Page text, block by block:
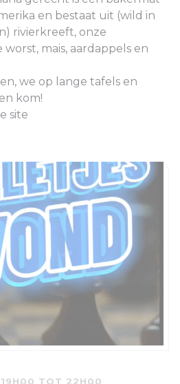
en bestaat uit (wild in
rivierkreeft, onze
mais, aardappels en
we op lange tafels en
kom!
site
TOT 22H00